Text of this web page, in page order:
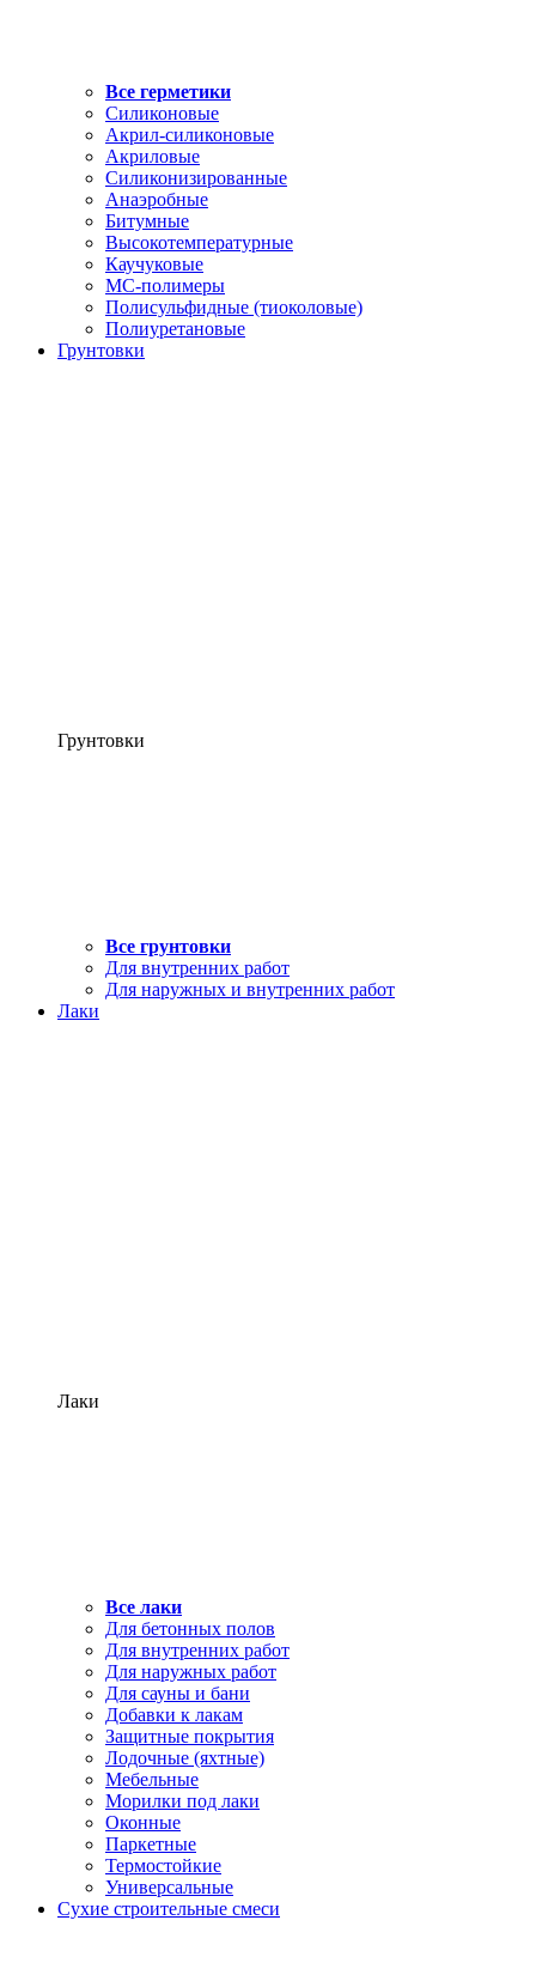
Все герметики
Силиконовые
Акрил-силиконовые
Акриловые
Силиконизированные
Анаэробные
Битумные
Высокотемпературные
Каучуковые
МС-полимеры
Полисульфидные (тиоколовые)
Полиуретановые
Грунтовки
Грунтовки
Все грунтовки
Для внутренних работ
Для наружных и внутренних работ
Лаки
Лаки
Все лаки
Для бетонных полов
Для внутренних работ
Для наружных работ
Для сауны и бани
Добавки к лакам
Защитные покрытия
Лодочные (яхтные)
Мебельные
Морилки под лаки
Оконные
Паркетные
Термостойкие
Универсальные
Сухие строительные смеси